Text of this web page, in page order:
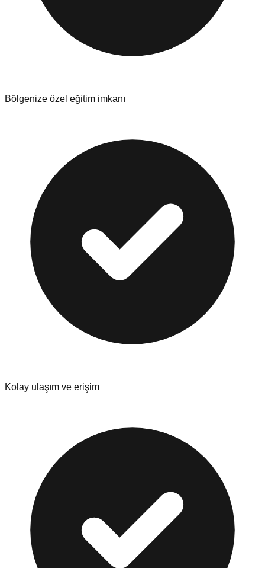
Bölgenize özel eğitim imkanı
Kolay ulaşım ve erişim